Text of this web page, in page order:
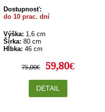
Dostupnosť:
do 10 prac. dní
Výška: 1,6 cm
Šírka: 80 cm
Hĺbka: 46 cm
75,00€ 59,80€
DETAIL